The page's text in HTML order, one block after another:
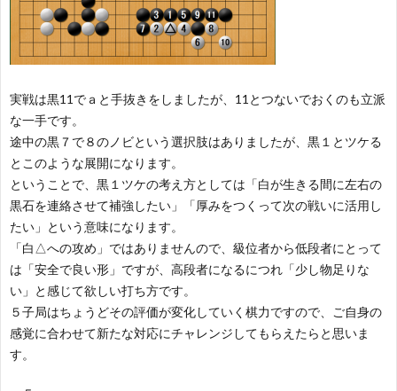
実戦は黒11でａと手抜きをしましたが、11とつないでおくのも立派
な一手です。
途中の黒７で８のノビという選択肢はありましたが、黒１とツケる
とこのような展開になります。
ということで、黒１ツケの考え方としては「白が生きる間に左右の
黒石を連絡させて補強したい」「厚みをつくって次の戦いに活用し
たい」という意味になります。
「白△への攻め」ではありませんので、級位者から低段者にとって
は「安全で良い形」ですが、高段者になるにつれ「少し物足りな
い」と感じて欲しい打ち方です。
５子局はちょうどその評価が変化していく棋力ですので、ご自身の
感覚に合わせて新たな対応にチャレンジしてもらえたらと思いま
す。